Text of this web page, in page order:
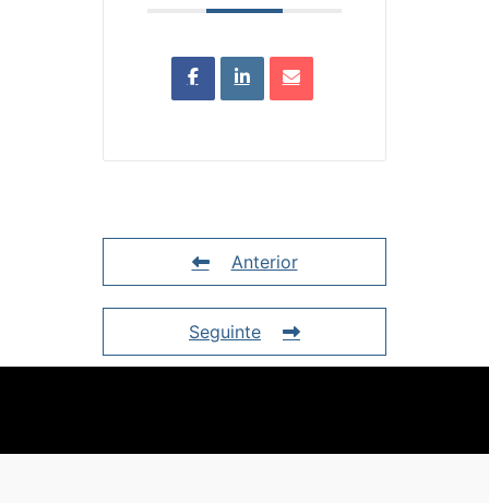
Anterior
Seguinte